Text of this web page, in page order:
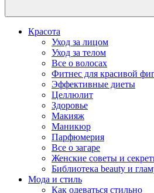
Красота
Уход за лицом
Уход за телом
Все о волосах
Фитнес для красивой
Эффективные диеты
Целлюлит
Здоровье
Макияж
Маникюр
Парфюмерия
Все о загаре
Женские советы и
Библиотека beauty и
Мода и стиль
Как одеваться стильно